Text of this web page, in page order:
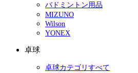
バドミントン用品
MIZUNO
Wilson
YONEX
卓球
卓球カテゴリすべて